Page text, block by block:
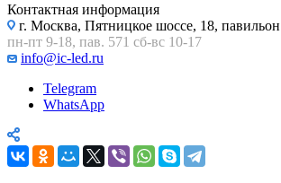
Контактная информация
г. Москва, Пятницкое шоссе, 18,
пн-пт 9-18, пав. 571 сб-вс 10-17
info@ic-led.ru
Telegram
WhatsApp